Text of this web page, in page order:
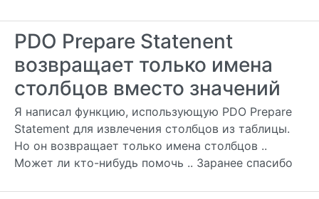
PDO Prepare Statenent
возвращает только имена
столбцов вместо значений
Я написал функцию, использующую PDO Prepare
Statement для извлечения столбцов из таблицы.
Но он возвращает только имена столбцов ..
Может ли кто-нибудь помочь .. Заранее спасибо